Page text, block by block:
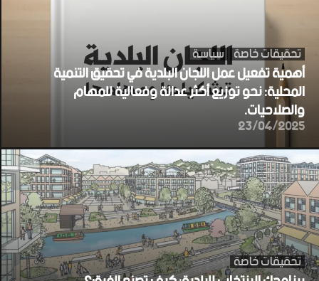
تحقيقات خاصة سياسة
أهمية تفعيل عمل اللجان البلدية في تحقيق التنمية
المحلية: نحو توزيع أكثر عدالة وفعالية للمهام
والصلاحيات.
23/04/2025
تحقيقات خاصة